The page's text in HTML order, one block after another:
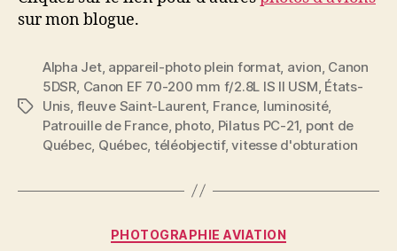
sur mon blogue.
Étiquettes
Alpha Jet, appareil-photo plein format, avion Canon
5DSR Canon EF 70-200 mm f/2.8L IS II USM États-
Unis fleuve Saint-Laurent, France, luminosité,
Patrouille de France, photo Pilatus PC-21 pont de
Québec Québec téléobjectif,vitesse d'obturation
Catégories
PHOTOGRAPHIE AVIATION